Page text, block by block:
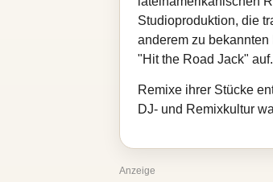
Studioproduktion, die
anderem zu
"Hit the Road Jack" auf.
Remixe ihrer Stücke
DJ‑ und Remixkultur
Anzeige